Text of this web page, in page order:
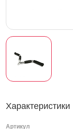
Характеристики
Артикул